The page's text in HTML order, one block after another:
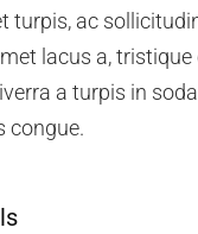
turpis, ac
lacus a,
a turpis in
congue.